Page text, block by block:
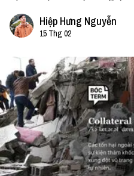
Hiệp Hưng Nguyễn
15 Thg 02